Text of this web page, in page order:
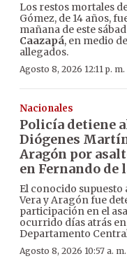
Los restos mortales
Gómez, de 14 años,
mañana de este
Caazapá, en medio
allegados.
Agosto 8, 2026 12:11 p. m.
Nacionales
Policía detiene
Diógenes
Aragón por
en Fernando de
El conocido supuesto
Vera y Aragón fue
participación en el
ocurrido días atrás en
Departamento
Agosto 8, 2026 10:57 a. m.